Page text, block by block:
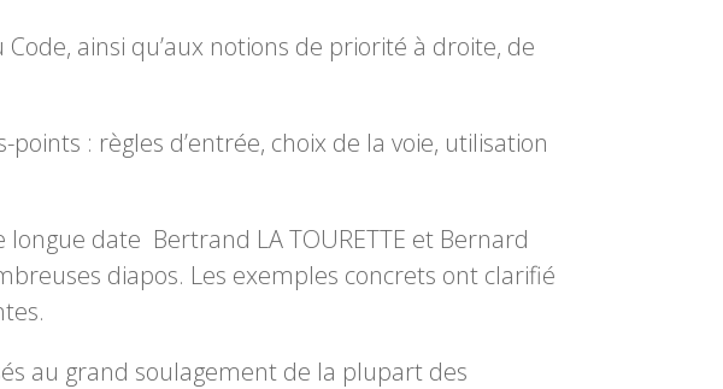
ainsi qu’aux notions de priorité à droite, de
: règles d’entrée, choix de la voie, utilisation
date Bertrand LA TOURETTE et Bernard
diapos. Les exemples concrets ont clarifié
au grand soulagement de la plupart des